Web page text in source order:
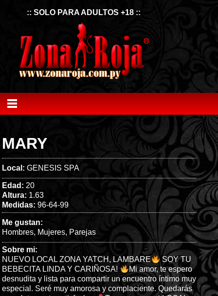
:: SOLO PARA ADULTOS +18 ::
MARY
Local: GENESIS SPA
Edad: 20
Altura: 1.63
Medidas:96-64-99
Me gustan:
Hombres, Mujeres, Parejas
Sobre mi:
NUEVO LOCAL ZONA YATCH, LAMBARE
SOY TU
BEBECITA LINDA Y CARIÑOSA!
Mi amor, te espero
desnudita y lista para compartir un encuentro íntimo muy
especial. Seré muy amorosa y complaciente. Quedarás